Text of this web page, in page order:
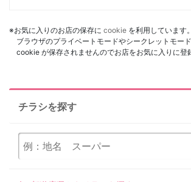
※お気に入りのお店の保存に cookie を利用しています。
ブラウザのプライベートモードやシークレットモー
cookie が保存されませんのでお店をお気に入りに登
チラシを探す